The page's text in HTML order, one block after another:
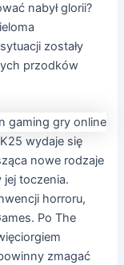
nabył glorii?
zostały
przodków
wydaje się
nowe rodzaje
jej toczenia.
horroru,
Po The
zmagać